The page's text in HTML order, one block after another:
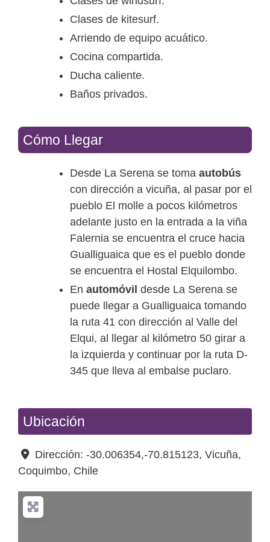
Clases de kitesurf.
Arriendo de equipo acuático.
Cocina compartida.
Ducha caliente.
Baños privados.
Cómo Llegar
Desde La Serena se toma autobús
con dirección a vicuña, al pasar por el
pueblo El molle a pocos kilómetros
adelante justo en la entrada a la viña
Falernia se encuentra el cruce hacia
Gualliguaica que es el pueblo donde
se encuentra el Hostal Elquilombo.
En automóvil desde La Serena se
puede llegar a Gualliguaica tomando
la ruta 41 con dirección al Valle del
Elqui, al llegar al kilómetro 50 girar a
la izquierda y continuar por la ruta D-
345 que lleva al embalse puclaro.
Ubicación
Dirección:-30.006354,-70.815123,Vicuña,
Coquimbo, Chile